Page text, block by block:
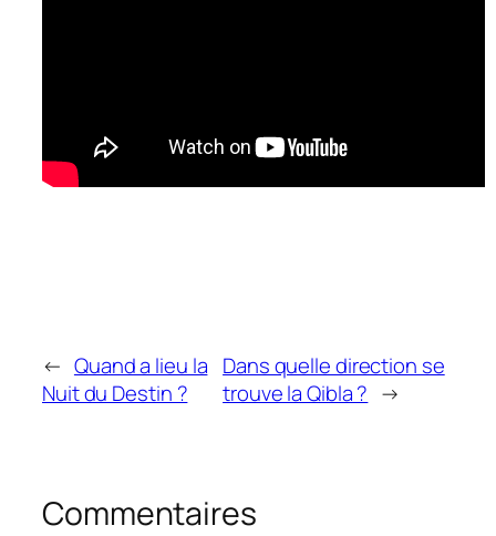
← Quand a lieu la
Nuit du Destin ?
Dans quelle direction se
trouve la Qibla ? →
Commentaires